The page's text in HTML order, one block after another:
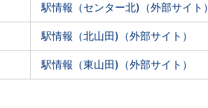
駅情報（センター北)（外部サイト）
駅情報（北山田)（外部サイト）
駅情報（東山田)（外部サイト）